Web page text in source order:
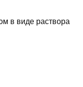
в виде раствора